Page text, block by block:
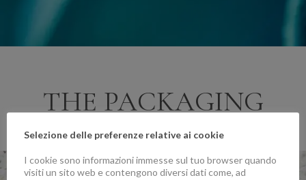
THE PACKAGING
DEMETER
Selezione delle preferenze relative ai cookie
I cookie sono informazioni immesse sul tuo browser quando
visiti un sito web e contengono diversi dati come, ad